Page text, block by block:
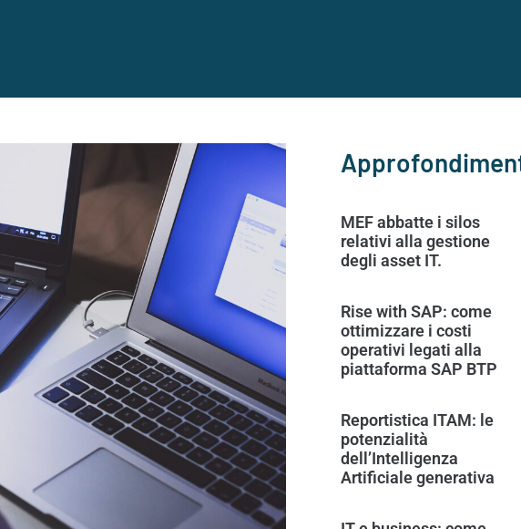
MEF abbatte i silos
relativi alla gestione
degli asset IT.
Rise with SAP: come
ottimizzare i costi
operativi legati alla
piattaforma SAP BTP
Reportistica ITAM: le
potenzialità
dell’Intelligenza
Artificiale generativa